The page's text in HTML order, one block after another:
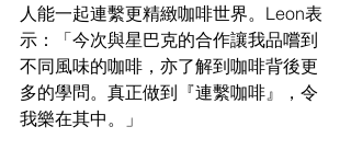
人能一起連繫更精緻咖啡世界。Leon表
示：「今次與星巴克的合作讓我品嚐到
不同風味的咖啡，亦了解到咖啡背後更
多的學問。真正做到『連繫咖啡』，令
我樂在其中。」